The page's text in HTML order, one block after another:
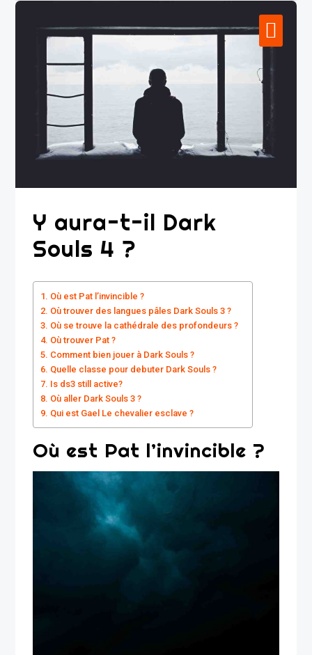
Y aura-t-il Dark
Souls 4 ?
Où est Pat l’invincible ?
Où trouver des langues pâles Dark Souls 3 ?
Où se trouve la cathédrale des profondeurs ?
Où trouver Pat ?
Comment bien jouer à Dark Souls ?
Quelle classe pour debuter Dark Souls ?
Is ds3 still active?
Où aller Dark Souls 3 ?
Qui est Gael Le chevalier esclave ?
Où est Pat l’invincible ?